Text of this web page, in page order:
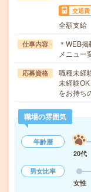
交通費
全額支給
仕事内容
＊WEB
メニュー
応募資格
職種未経
未経験
をお持ち
職場の雰囲気
年齢層
20代
男女比率
女性